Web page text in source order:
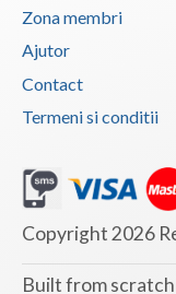
Zona membri
Ajutor
Contact
Termeni si conditii
Copyright 2026
Built from